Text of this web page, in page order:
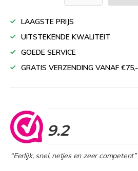
LAAGSTE PRIJS
UITSTEKENDE KWALITEIT
GOEDE SERVICE
GRATIS VERZENDING VANAF €75,-
9.2
“Eerlijk, snel, netjes en zeer competent”